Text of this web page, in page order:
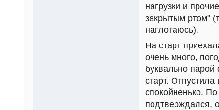
нагрузки и
закрытым ртом"
наглотаюсь).
На старт
очень много,
буквально
старт.
спокойненько.
подтверждался,